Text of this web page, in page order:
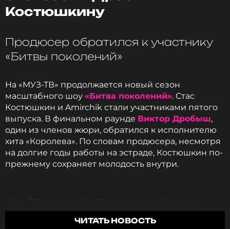
оставаться в курсе событий
ПОДПИСАТЬСЯ
ССЫЛКА
Костюшкину
Продюсер обратился к участнику
«Битвы поколений»
На «МУЗ-ТВ» продолжается новый сезон
масштабного шоу «Битва поколений». Стас
Костюшкин и Amirchik стали участниками пятого
выпуска. В финальном раунде Виктор Дробыш,
один из членов жюри, обратился к исполнителю
хита «Королева». По словам продюсера, несмотря
на долгие годы работы на эстраде, Костюшкин по-
прежнему сохраняет молодость внутри.
«Как Стас зацепился трусами за корягу в шоу-
бизнесе? Я не понимаю. Это не только кардио и
банки. А душа и молодость. Когда ты здесь
ЧИТАТЬ НОВОСТЬ